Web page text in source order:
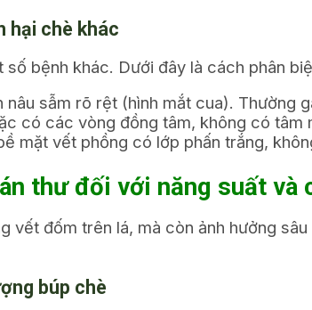
hại chè khác
số bệnh khác. Dưới đây là cách phân
sẫm rõ rệt (hình mắt cua). Thường
có các vòng đồng tâm, không có tâm
mặt vết phồng có lớp phấn trắng,
thư đối với năng suất và
vết đốm trên lá, mà còn ảnh hưởng
búp chè